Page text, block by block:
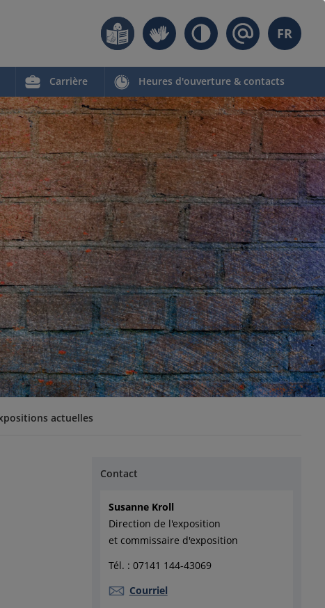
FR
Carrière Heures d'ouverture & contacts
actuelles
Contact
Susanne Kroll
Direction de l'exposition
et commissaire d'exposition
Tél. : 07141 144-43069
Courriel